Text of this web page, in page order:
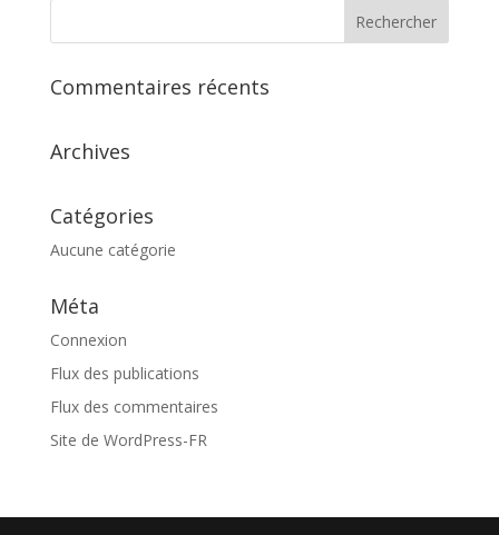
Commentaires récents
Archives
Catégories
Aucune catégorie
Méta
Connexion
Flux des publications
Flux des commentaires
Site de WordPress-FR